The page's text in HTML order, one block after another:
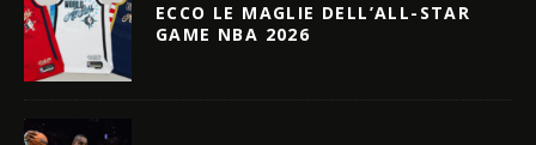
ECCO LE MAGLIE DELL’ALL-STAR
GAME NBA 2026